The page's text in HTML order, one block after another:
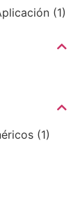
(1)
(1)